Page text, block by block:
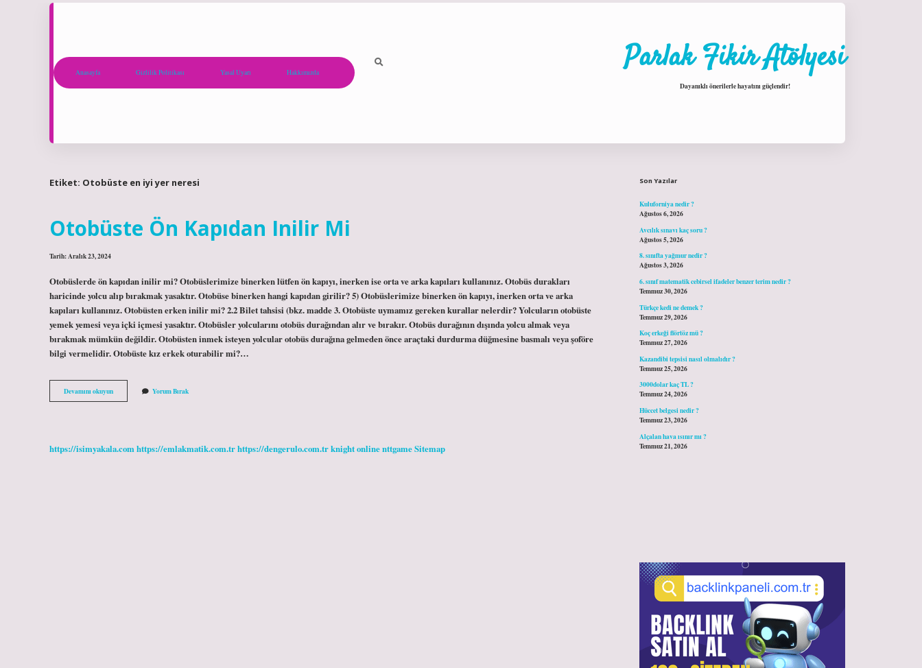
Anasayfa Gizlilik Politikası Yasal Uyarı Hakkımızda Parlak Fikir Atölyesi
Dayanıklı önerilerle hayatını güçlendir!
Etiket: Otobüste en iyi yer neresi
Otobüste Ön Kapıdan Inilir Mi
Tarih: Aralık 23, 2024
Otobüslerde ön kapıdan inilir mi? Otobüslerimize binerken lütfen ön kapıyı, inerken ise orta ve arka kapıları kullanınız. Otobüs durakları
haricinde yolcu alıp bırakmak yasaktır. Otobüse binerken hangi kapıdan girilir? 5) Otobüslerimize binerken ön kapıyı, inerken orta ve arka
kapıları kullanınız. Otobüsten erken inilir mi? 2.2 Bilet tahsisi (bkz. madde 3. Otobüste uymamız gereken kurallar nelerdir? Yolcuların otobüste
yemek yemesi veya içki içmesi yasaktır. Otobüsler yolcularını otobüs durağından alır ve bırakır. Otobüs durağının dışında yolcu almak veya
bırakmak mümkün değildir. Otobüsten inmek isteyen yolcular otobüs durağına gelmeden önce araçtaki durdurma düğmesine basmalı veya şoföre
bilgi vermelidir. Otobüste kız erkek oturabilir mi?…
Devamını okuyunOtobüste
Ön
Yorum Bırak
https://isimyakala.comhttps://emlakmatik.com.trhttps://dengerulo.com.trknight onlinenttgameSitemap
Son Yazılar
Kuluforniya nedir ?
Ağustos 6, 2026
Avcılık sınavı kaç soru ?
Ağustos 5, 2026
8. sınıfta yağmur nedir ?
Ağustos 3, 2026
6. sınıf matematik cebirsel ifadeler benzer terim nedir ?
Temmuz 30, 2026
Türkçe kedi ne demek ?
Temmuz 29, 2026
Koç erkeği flörtöz mü ?
Temmuz 27, 2026
Kazandibi tepsisi nasıl olmalıdır ?
Temmuz 25, 2026
3000dolar kaç TL ?
Temmuz 24, 2026
Hüccet belgesi nedir ?
Temmuz 23, 2026
Alçalan hava ısınır mı ?
Temmuz 21, 2026